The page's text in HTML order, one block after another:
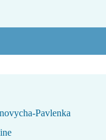
Pavlenka